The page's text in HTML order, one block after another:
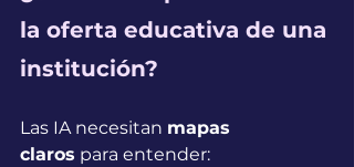
la oferta educativa de una
institución?
Las IA necesitan mapas
claros para entender: